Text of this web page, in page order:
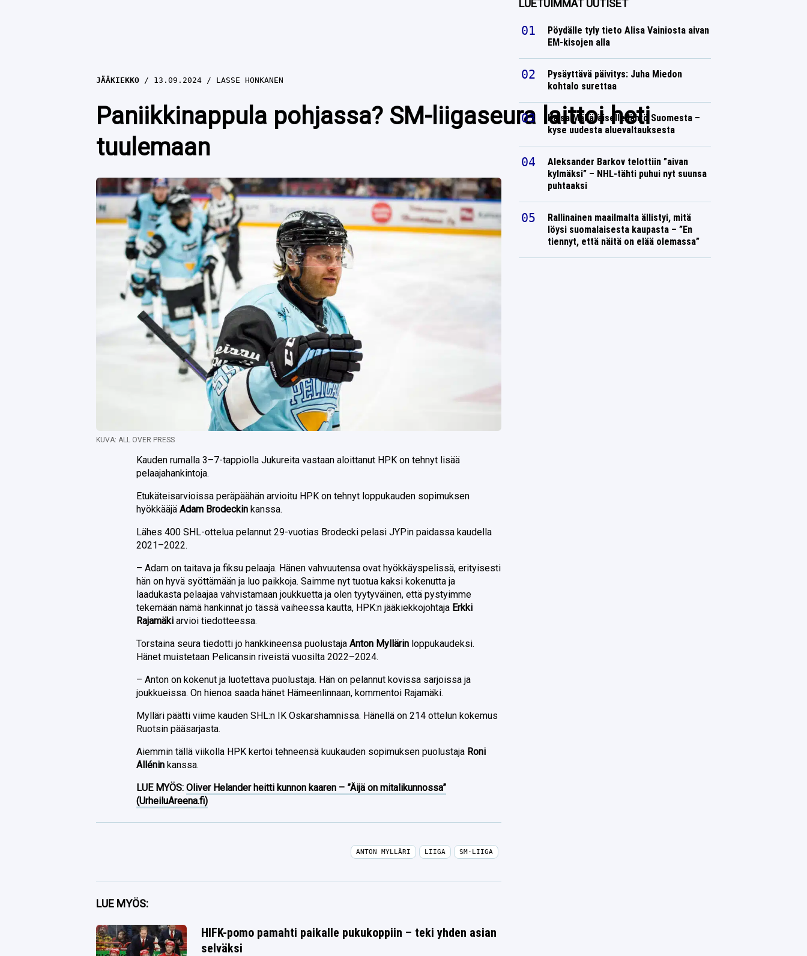
JÄÄKIEKKO 13.09.2024 LASSE HONKANEN
Paniikkinappula pohjassa? SM-liigaseura laittoi heti
tuulemaan
KUVA: ALL OVER PRESS
Kauden rumalla 3–7-tappiolla Jukureita vastaan aloittanut HPK on tehnyt lisää
pelaajahankintoja.
Etukäteisarvioissa peräpäähän arvioitu HPK on tehnyt loppukauden sopimuksen
hyökkääjäAdam Brodeckin kanssa.
Lähes 400 SHL-ottelua pelannut 29-vuotias Brodecki pelasi JYPin paidassa kaudella
2021–2022.
– Adam on taitava ja fiksu pelaaja. Hänen vahvuutensa ovat hyökkäyspelissä, erityisesti
hän on hyvä syöttämään ja luo paikkoja. Saimme nyt tuotua kaksi kokenutta ja
laadukasta pelaajaa vahvistamaan joukkuetta ja olen tyytyväinen, että pystyimme
tekemään nämä hankinnat jo tässä vaiheessa kautta, HPK:n jääkiekkojohtaja Erkki
Rajamäki arvioi tiedotteessa.
Torstaina seura tiedotti jo hankkineensa puolustajaAnton Myllärin loppukaudeksi.
Hänet muistetaan Pelicansin riveistä vuosilta 2022–2024.
– Anton on kokenut ja luotettava puolustaja. Hän on pelannut kovissa sarjoissa ja
joukkueissa. On hienoa saada hänet Hämeenlinnaan, kommentoi Rajamäki.
Mylläri päätti viime kauden SHL:n IK Oskarshamnissa. Hänellä on 214 ottelun kokemus
Ruotsin pääsarjasta.
Aiemmin tällä viikolla HPK kertoi tehneensä kuukauden sopimuksen puolustaja Roni
Allénin kanssa.
LUE MYÖS:Oliver Helander heitti kunnon kaaren – ”Äijä on mitalikunnossa”
(UrheiluAreena.fi)
Facebook
Twitter
Whatsapp
ANTON MYLLÄRI LIIGA SM-LIIGA
LUE MYÖS:
HIFK-pomo pamahti paikalle pukukoppiin – teki yhden asian
selväksi
LUETUIMMAT UUTISET
Pöydälle tyly tieto Alisa Vainiosta aivan
EM-kisojen alla
Pysäyttävä päivitys: Juha Miedon
kohtalo surettaa
Kaisa Mäkäräiselle lähtö Suomesta –
kyse uudesta aluevaltauksesta
Aleksander Barkov telottiin ”aivan
kylmäksi” – NHL-tähti puhui nyt suunsa
puhtaaksi
Rallinainen maailmalta ällistyi, mitä
löysi suomalaisesta kaupasta – ”En
tiennyt, että näitä on elää olemassa”